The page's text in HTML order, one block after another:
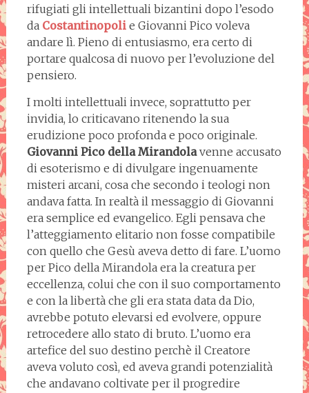
rifugiati gli intellettuali bizantini dopo l’esodo
da Costantinopolie Giovanni Pico voleva
andare lì. Pieno di entusiasmo, era certo di
portare qualcosa di nuovo per l’evoluzione del
pensiero.
I molti intellettuali invece, soprattutto per
invidia, lo criticavano ritenendo la sua
erudizione poco profonda e poco originale.
Giovanni Pico della Mirandolavenne accusato
di esoterismo e di divulgare ingenuamente
misteri arcani, cosa che secondo i teologi non
andava fatta. In realtà il messaggio di Giovanni
era semplice ed evangelico. Egli pensava che
l’atteggiamento elitario non fosse compatibile
con quello che Gesù aveva detto di fare. L’uomo
per Pico della Mirandola era la creatura per
eccellenza, colui che con il suo comportamento
e con la libertà che gli era stata data da Dio,
avrebbe potuto elevarsi ed evolvere, oppure
retrocedere allo stato di bruto. L’uomo era
artefice del suo destino perchè il Creatore
aveva voluto così, ed aveva grandi potenzialità
che andavano coltivate per il progredire